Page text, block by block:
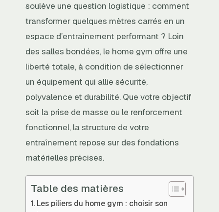
soulève une question logistique : comment
transformer quelques mètres carrés en un
espace d’entraînement performant ? Loin
des salles bondées, le home gym offre une
liberté totale, à condition de sélectionner
un équipement qui allie sécurité,
polyvalence et durabilité. Que votre objectif
soit la prise de masse ou le renforcement
fonctionnel, la structure de votre
entraînement repose sur des fondations
matérielles précises.
Table des matières
Les piliers du home gym : choisir son